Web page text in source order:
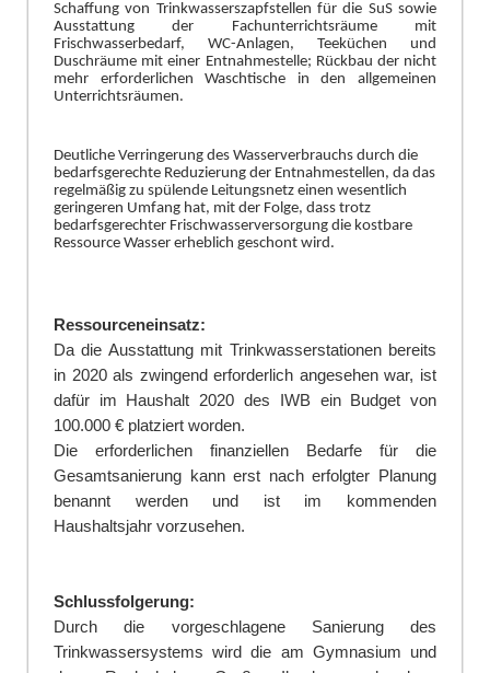
Schaffung von Trinkwasserszapfstellen für die SuS sowie
Ausstattung der Fachunterrichtsräume mit
Frischwasserbedarf, WC-Anlagen, Teeküchen und
Duschräume mit einer Entnahmestelle; Rückbau der nicht
mehr erforderlichen Waschtische in den allgemeinen
Unterrichtsräumen.
Deutliche Verringerung des Wasserverbrauchs durch die
bedarfsgerechte Reduzierung der Entnahmestellen, da das
regelmäßig zu spülende Leitungsnetz einen wesentlich
geringeren Umfang hat, mit der Folge, dass trotz
bedarfsgerechter Frischwasserversorgung die kostbare
Ressource Wasser erheblich geschont wird.
Ressourceneinsatz:
Da die Ausstattung mit Trinkwasserstationen bereits
in 2020 als zwingend erforderlich angesehen war, ist
dafür im Haushalt 2020 des IWB ein Budget von
100.000 € platziert worden.
Die erforderlichen finanziellen Bedarfe für die
Gesamtsanierung kann erst nach erfolgter Planung
benannt werden und ist im kommenden
Haushaltsjahr vorzusehen.
Schlussfolgerung:
Durch die vorgeschlagene Sanierung des
Trinkwassersystems wird die am Gymnasium und